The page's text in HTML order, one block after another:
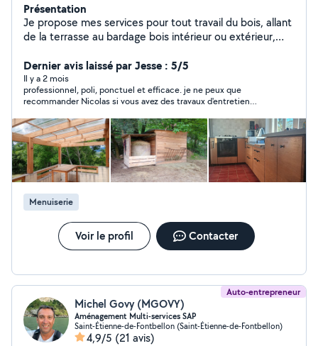
Présentation
Je propose mes services pour tout travail du bois, allant
de la terrasse au bardage bois intérieur ou extérieur,
que tout bricolage pour votre maison
Dernier avis laissé par Jesse : 5/5
Il y a 2 mois
professionnel, poli, ponctuel et efficace. je ne peux que
recommander Nicolas si vous avez des travaux d'entretien
Menuiserie
Voir le profil Contacter
Auto-entrepreneur
Michel Govy (MGOVY)
Aménagement Multi-services SAP
Saint-Étienne-de-Fontbellon (Saint-Étienne-de-Fontbellon)
4,9/5 (21 avis)